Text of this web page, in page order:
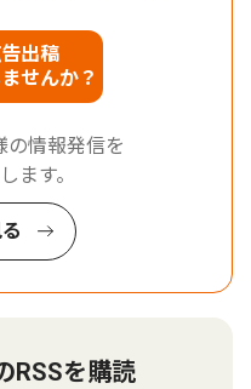
出稿
せんか？
の情報発信を
ます。
RSSを購読